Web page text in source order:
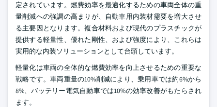
定されています。燃費効率を最適化するための車両全体の重
量削減への強調の高まりが、自動車用内装材需要を増大させ
る主要因となります。複合材料および現代のプラスチックが
提供する軽量性、優れた剛性、および強度により、これらは
実用的な内装ソリューションとして台頭しています。
軽量化は車両の全体的な燃費効率を向上させるための重要な
戦略です。車両重量の10%削減により、乗用車では約6%から
8%、バッテリー電気自動車では10%の効率改善がもたらされ
ます。